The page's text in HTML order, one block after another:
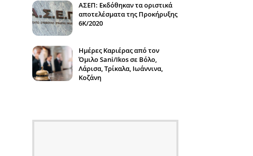
ΑΣΕΠ: Εκδόθηκαν τα οριστικά
αποτελέσματα της Προκήρυξης
6Κ/2020
Ημέρες Καριέρας από τον
Όμιλο Sani/Ikos σε Βόλο,
Λάρισα, Τρίκαλα, Ιωάννινα,
Κοζάνη